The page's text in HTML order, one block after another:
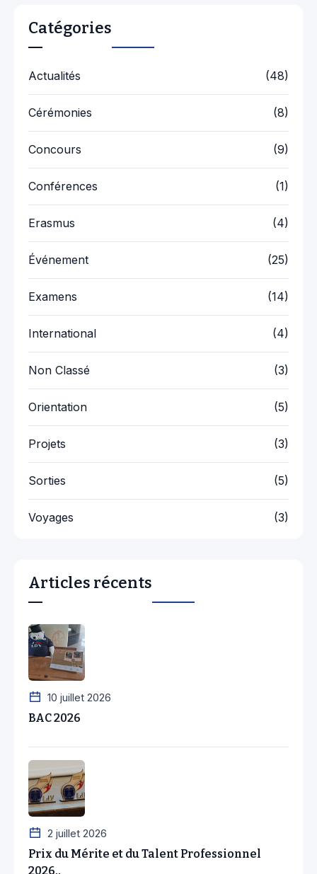
Catégories
Actualités (48)
Cérémonies (8)
Concours (9)
Conférences (1)
Erasmus (4)
Événement (25)
Examens (14)
International (4)
Non Classé (3)
Orientation (5)
Projets (3)
Sorties (5)
Voyages (3)
Articles récents
10 juillet 2026
BAC 2026
2 juillet 2026
Prix du Mérite et du Talent Professionnel
2026..